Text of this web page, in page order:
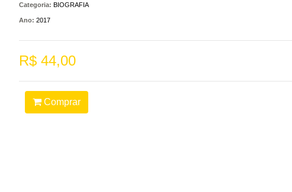
Categoria: BIOGRAFIA
Ano: 2017
R$ 44,00
Comprar